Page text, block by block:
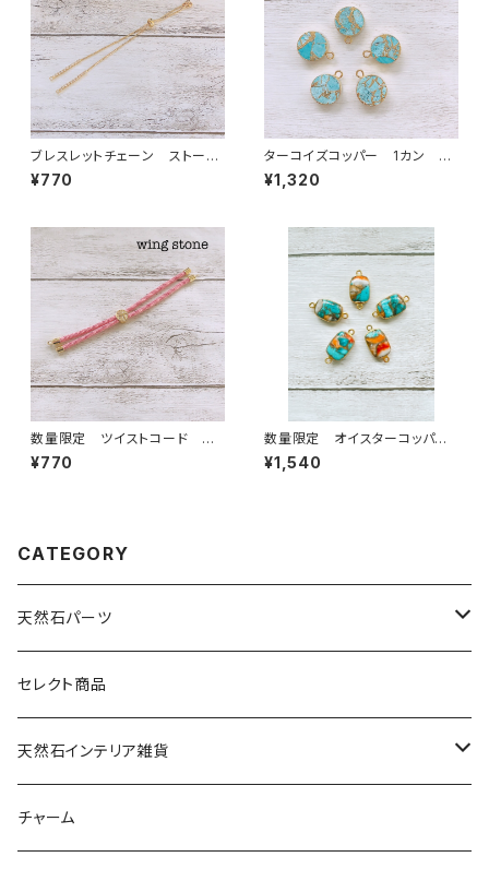
ブレスレットチェーン ストーン
付き ゴールド
¥770
ターコイズコッパー 1カン 丸
型
¥1,320
数量限定 ツイストコード ス
ライダーブレスレット ベビーピ
ンク
¥770
数量限定 オイスターコッパー
ターコイズ 2カン スクエア型
¥1,540
CATEGORY
天然石パーツ
天然石
ドゥルージー
ソーラークォーツ
セレクト商品
天然石インテリア雑貨
天然石スライスコースター
チャーム